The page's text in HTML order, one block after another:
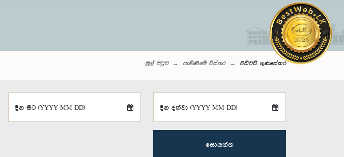
මුල් පිටුව පැමිණීමේ විස්තර එඩ්වඩ් ගුණසේකර
දින සිට (YYYY-MM-DD) දින දක්වා (YYYY-MM-DD)
සොයන්න